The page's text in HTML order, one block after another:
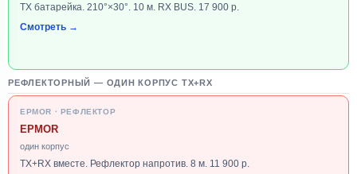
TX батарейка. 210°×30°. 10 м. RX BUS. 17 900 р.
Смотреть →
РЕФЛЕКТОРНЫЙ — ОДИН КОРПУС TX+RX
EPMOR · РЕФЛЕКТОР
EPMOR
один корпус
TX+RX вместе. Рефлектор напротив. 8 м. 11 900 р.